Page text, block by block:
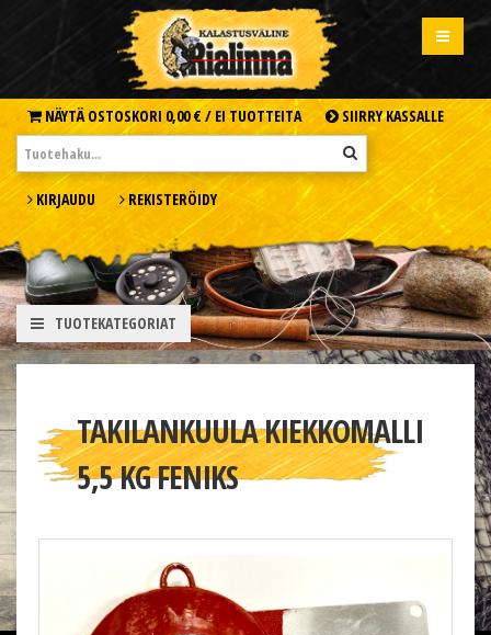
NÄYTÄ OSTOSKORI 0,00 € / EI TUOTTEITA SIIRRY KASSALLE
KIRJAUDU REKISTERÖIDY
TUOTEKATEGORIAT
TAKILANKUULA KIEKKOMALLI
5,5 KG FENIKS